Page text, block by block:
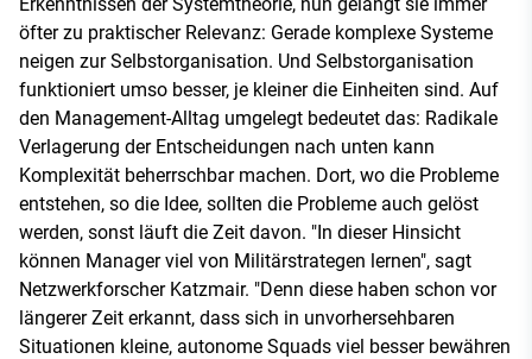
öfter zu praktischer Relevanz: Gerade komplexe Systeme
neigen zur Selbstorganisation. Und Selbstorganisation
funktioniert umso besser, je kleiner die Einheiten sind. Auf
den Management-Alltag umgelegt bedeutet das: Radikale
Verlagerung der Entscheidungen nach unten kann
Komplexität beherrschbar machen. Dort, wo die Probleme
entstehen, so die Idee, sollten die Probleme auch gelöst
werden, sonst läuft die Zeit davon. "In dieser Hinsicht
können Manager viel von Militärstrategen lernen", sagt
Netzwerkforscher Katzmair. "Denn diese haben schon vor
längerer Zeit erkannt, dass sich in unvorhersehbaren
Situationen kleine, autonome Squads viel besser bewähren